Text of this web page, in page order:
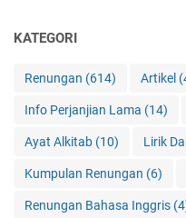
KATEGORI
Renungan (614) Artikel
Info Perjanjian Lama (14)
Ayat Alkitab (10) Lirik
Kumpulan Renungan (6)
Renungan Bahasa Inggris